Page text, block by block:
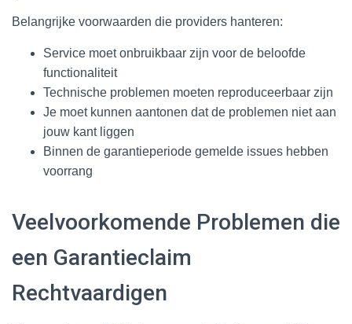
Belangrijke voorwaarden die providers hanteren:
Service moet onbruikbaar zijn voor de beloofde
functionaliteit
Technische problemen moeten reproduceerbaar zijn
Je moet kunnen aantonen dat de problemen niet aan
jouw kant liggen
Binnen de garantieperiode gemelde issues hebben
voorrang
Veelvoorkomende Problemen die
een Garantieclaim
Rechtvaardigen